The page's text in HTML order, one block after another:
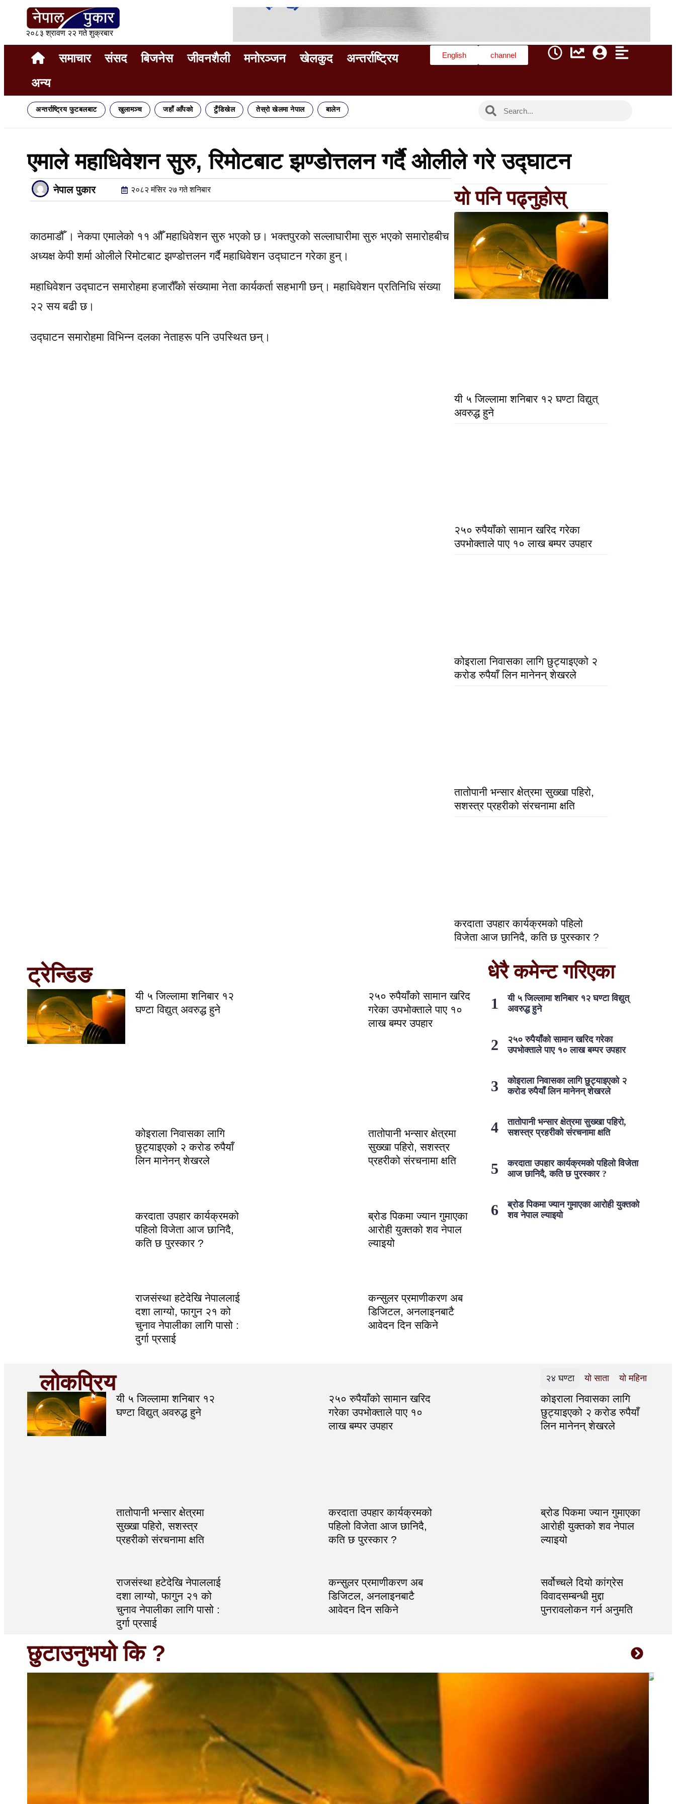
२०८३ श्रावण २२ गते शुक्रबार
समाचार संसद बिजनेस जीवनशैली मनोरञ्जन खेलकुद
अन्तर्राष्ट्रिय
अन्य
English channel
अन्तर्राष्ट्रिय फुटबलबाट खुलामञ्च जहाँ आँपको टुँडिखेल तेस्रो खेलमा नेपाल बालेन
एमाले महाधिवेशन सुरु, रिमोटबाट झण्डोत्तलन गर्दै ओलीले गरे उद्घाटन
नेपाल पुकार २०८२ मंसिर २७ गते शनिबार
काठमाडौँ । नेकपा एमालेको ११ औँ महाधिवेशन सुरु भएको छ। भक्तपुरको सल्लाघारीमा सुरु भएको समारोहबीच
अध्यक्ष केपी शर्मा ओलीले रिमोटबाट झण्डोत्तलन गर्दै महाधिवेशन उद्घाटन गरेका हुन्।
महाधिवेशन उद्घाटन समारोहमा हजारौँको संख्यामा नेता कार्यकर्ता सहभागी छन्। महाधिवेशन प्रतिनिधि संख्या
२२ सय बढी छ।
उद्घाटन समारोहमा विभिन्न दलका नेताहरू पनि उपस्थित छन्।
यो पनि पढ्नुहोस्
यी ५ जिल्लामा शनिबार १२ घण्टा विद्युत्
अवरुद्ध हुने
२५० रुपैयाँको सामान खरिद गरेका
उपभोक्ताले पाए १० लाख बम्पर उपहार
कोइराला निवासका लागि छुट्याइएको २
करोड रुपैयाँ लिन मानेनन् शेखरले
तातोपानी भन्सार क्षेत्रमा सुख्खा पहिरो,
सशस्त्र प्रहरीको संरचनामा क्षति
करदाता उपहार कार्यक्रमको पहिलो
विजेता आज छानिदै, कति छ पुरस्कार ?
ट्रेन्डिङ
यी ५ जिल्लामा शनिबार १२
घण्टा विद्युत् अवरुद्ध हुने
२५० रुपैयाँको सामान खरिद
गरेका उपभोक्ताले पाए १०
लाख बम्पर उपहार
कोइराला निवासका लागि
छुट्याइएको २ करोड रुपैयाँ
लिन मानेनन् शेखरले
तातोपानी भन्सार क्षेत्रमा
सुख्खा पहिरो, सशस्त्र
प्रहरीको संरचनामा क्षति
करदाता उपहार कार्यक्रमको
पहिलो विजेता आज छानिदै,
कति छ पुरस्कार ?
ब्रोड पिकमा ज्यान गुमाएका
आरोही युक्तको शव नेपाल
ल्याइयो
राजसंस्था हटेदेखि नेपाललाई
दशा लाग्यो, फागुन २१ को
चुनाव नेपालीका लागि पासो :
दुर्गा प्रसाई
कन्सुलर प्रमाणीकरण अब
डिजिटल, अनलाइनबाटै
आवेदन दिन सकिने
धेरै कमेन्ट गरिएका
यी ५ जिल्लामा शनिबार १२ घण्टा विद्युत्
अवरुद्ध हुने
२५० रुपैयाँको सामान खरिद गरेका
उपभोक्ताले पाए १० लाख बम्पर उपहार
कोइराला निवासका लागि छुट्याइएको २
करोड रुपैयाँ लिन मानेनन् शेखरले
तातोपानी भन्सार क्षेत्रमा सुख्खा पहिरो,
सशस्त्र प्रहरीको संरचनामा क्षति
करदाता उपहार कार्यक्रमको पहिलो विजेता
आज छानिदै, कति छ पुरस्कार ?
ब्रोड पिकमा ज्यान गुमाएका आरोही युक्तको
शव नेपाल ल्याइयो
लोकप्रिय २४ घण्टा यो साता यो महिना
यी ५ जिल्लामा शनिबार १२
घण्टा विद्युत् अवरुद्ध हुने
२५० रुपैयाँको सामान खरिद
गरेका उपभोक्ताले पाए १०
लाख बम्पर उपहार
कोइराला निवासका लागि
छुट्याइएको २ करोड रुपैयाँ
लिन मानेनन् शेखरले
तातोपानी भन्सार क्षेत्रमा
सुख्खा पहिरो, सशस्त्र
प्रहरीको संरचनामा क्षति
करदाता उपहार कार्यक्रमको
पहिलो विजेता आज छानिदै,
कति छ पुरस्कार ?
ब्रोड पिकमा ज्यान गुमाएका
आरोही युक्तको शव नेपाल
ल्याइयो
राजसंस्था हटेदेखि नेपाललाई
दशा लाग्यो, फागुन २१ को
चुनाव नेपालीका लागि पासो :
दुर्गा प्रसाई
कन्सुलर प्रमाणीकरण अब
डिजिटल, अनलाइनबाटै
आवेदन दिन सकिने
सर्वोच्चले दियो कांग्रेस
विवादसम्बन्धी मुद्दा
पुनरावलोकन गर्न अनुमति
छुटाउनुभयो कि ?